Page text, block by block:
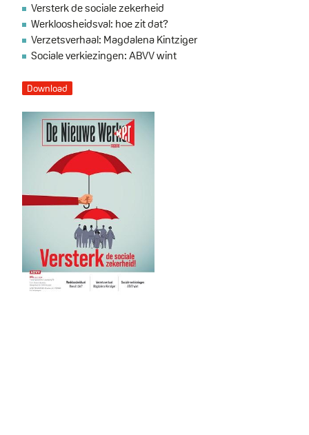
Versterk de sociale zekerheid
Werkloosheidsval: hoe zit dat?
Verzetsverhaal: Magdalena Kintziger
Sociale verkiezingen: ABVV wint
Download